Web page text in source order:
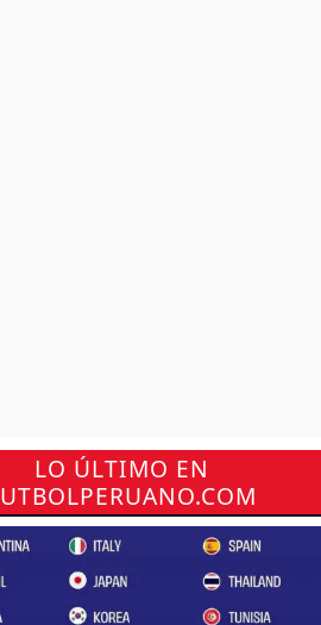
LO ÚLTIMO EN